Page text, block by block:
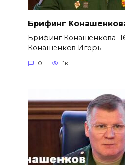
Брифинг
Брифинг Конашенкова
Конашенков Игорь
0 1к.